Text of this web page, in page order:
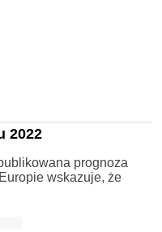
2022
prognoza
wskazuje, że